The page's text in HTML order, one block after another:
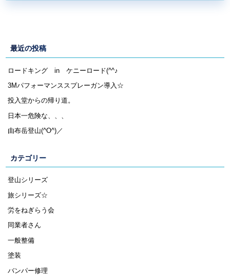
最近の投稿
ロードキング in ケニーロード(^^♪
3Mパフォーマンススプレーガン導入☆
投入堂からの帰り道。
日本一危険な、、、
由布岳登山(^O^)／
カテゴリー
登山シリーズ
旅シリーズ☆
労をねぎらう会
同業者さん
一般整備
塗装
バンパー修理